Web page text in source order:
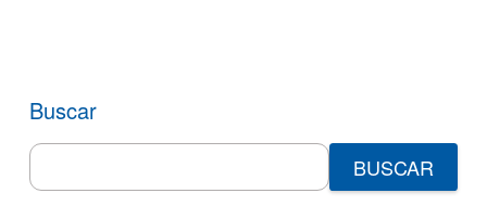
Buscar
Search
for: